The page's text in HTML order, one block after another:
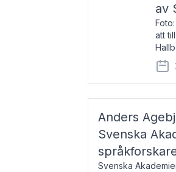
av
att
och
Anders
Svenska
Svenska